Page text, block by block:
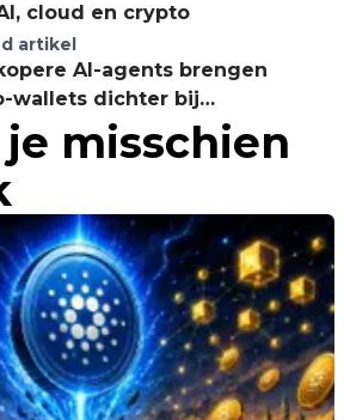
cloud en crypto
artikel
AI-agents brengen
wallets dichter bij
misschien